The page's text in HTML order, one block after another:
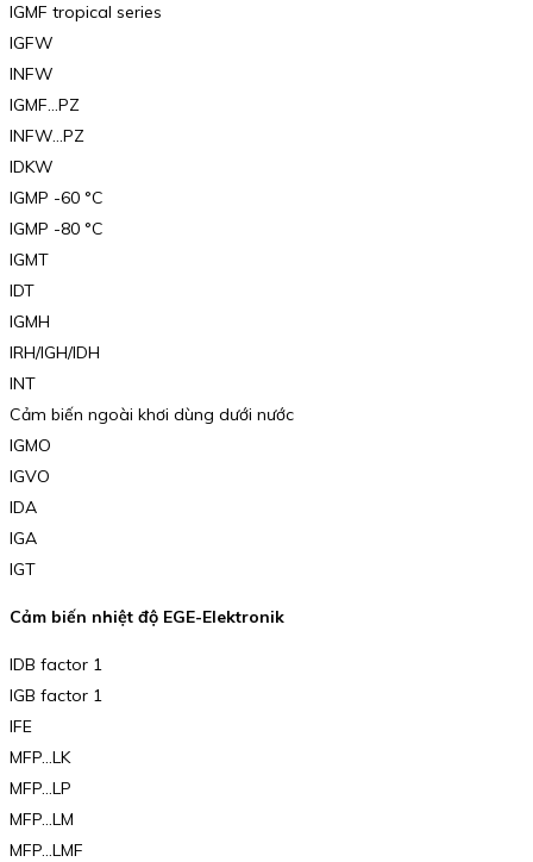
IGMF tropical series
IGFW
INFW
IGMF…PZ
INFW…PZ
IDKW
IGMP -60 °C
IGMP -80 °C
IGMT
IDT
IGMH
IRH/IGH/IDH
INT
Cảm biến ngoài khơi dùng dưới nước
IGMO
IGVO
IDA
IGA
IGT
Cảm biến nhiệt độ EGE-Elektronik
IDB factor 1
IGB factor 1
IFE
MFP…LK
MFP…LP
MFP…LM
MFP…LMF